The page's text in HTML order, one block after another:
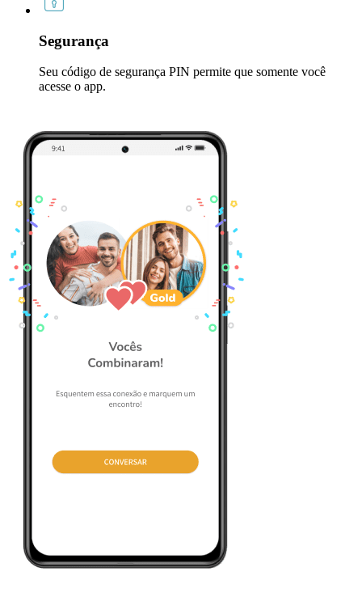
Segurança
Seu código de segurança PIN permite que somente você
acesse o app.